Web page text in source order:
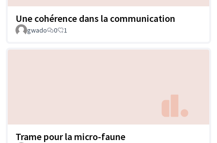
Une cohérence dans la communication
gwado 0 1
Trame pour la micro-faune